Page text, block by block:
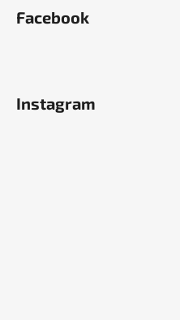
Facebook
Instagram